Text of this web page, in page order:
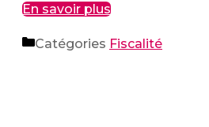
En savoir plus
Catégories Fiscalité